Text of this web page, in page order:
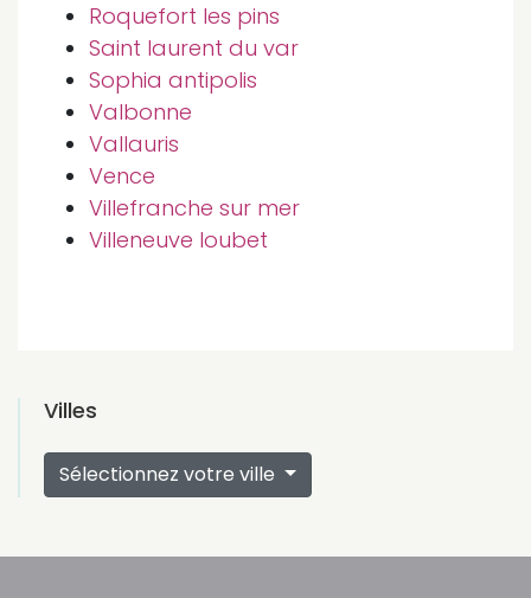
Roquefort les pins
Saint laurent du var
Sophia antipolis
Valbonne
Vallauris
Vence
Villefranche sur mer
Villeneuve loubet
Villes
Sélectionnez votre ville